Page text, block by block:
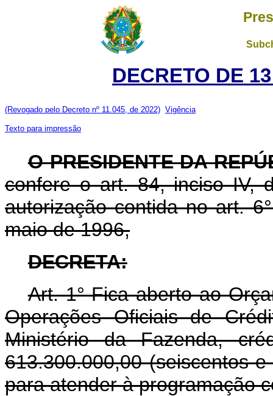
DECRETO DE
(Revogado pelo Decreto nº 11.045, de 2022) Vigência
Texto para impressão
O PRESIDENTE DA
confere o art. 84, inciso IV,
autorização contida no art.
maio de 1996,
DECRETA:
Art. 1° Fica aberto ao
Operações Oficiais de
Ministério da Fazenda,
613.300.000,00 (seiscentos
para atender à programação